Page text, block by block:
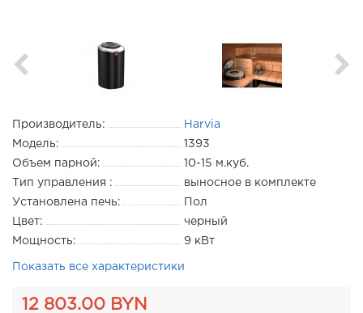
Производитель:
Harvia
Модель:
1393
Объем парной:
10-15 м.куб.
Тип управления :
выносное в комплекте
Установлена печь:
Пол
Цвет:
черный
Мощность:
9 кВт
Показать все характеристики
12 803.00 BYN